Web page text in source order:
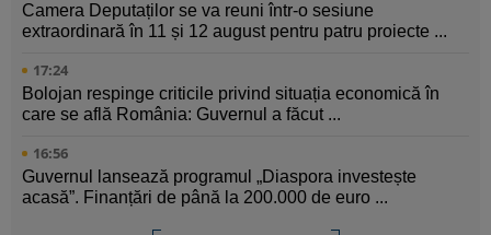
Camera Deputaților se va reuni într-o sesiune
extraordinară în 11 și 12 august pentru patru proiecte ...
17:24
Bolojan respinge criticile privind situația economică în
care se află România: Guvernul a făcut ...
16:56
Guvernul lansează programul „Diaspora investește
acasă”. Finanțări de până la 200.000 de euro ...